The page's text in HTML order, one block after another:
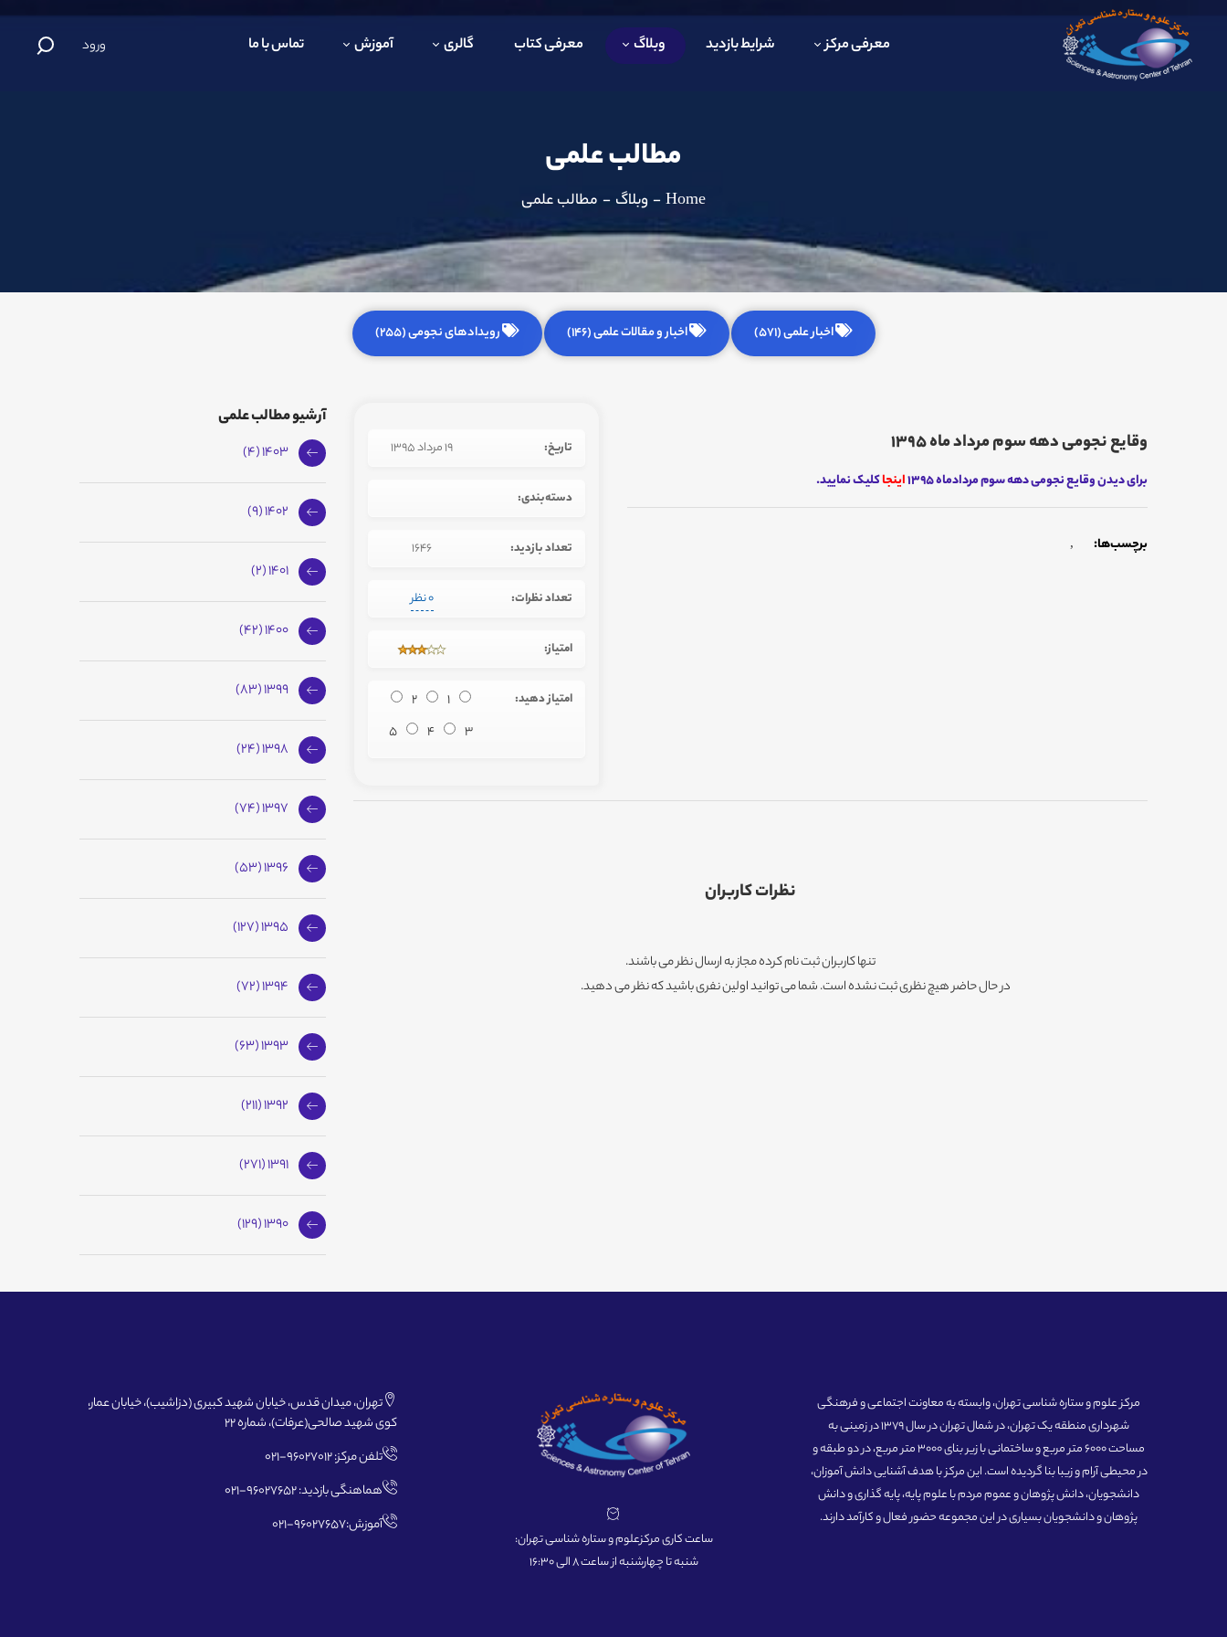
معرفی مرکز شرایط بازدید وبلاگ معرفی کتاب گالری آموزش تماس با ما ورود
مطالب علمی
Home
- وبلاگ - مطالب علمی
اخبار علمی (571) اخبار و مقالات علمی (146) رویدادهای نجومی (255)
وقایع نجومی دهه سوم مرداد ماه 1395
برای دیدن وقایع نجومی دهه سوم مردادماه 1395 اینجاکلیک نمایید.
برچسب‌ها: ,
تاریخ: 19 مرداد 1395
دسته‌بندی:
تعداد بازدید: 1646
تعداد نظرات: 0 نظر
امتیاز:
امتیاز دهید: 1
2
3
4
5
نظرات کاربران
تنها کاربران ثبت نام کرده مجاز به ارسال نظر می باشند.
در حال حاضر هیچ نظری ثبت نشده است. شما می توانید اولین نفری باشید که نظر می دهید.
آرشیو مطالب علمی
1403 (4)
1402 (9)
1401 (2)
1400 (42)
1399 (83)
1398 (24)
1397 (74)
1396 (53)
1395 (127)
1394 (72)
1393 (63)
1392 (211)
1391 (271)
1390 (129)
مرکز علوم و ستاره شناسی تهران، وابسته به معاونت اجتماعی و فرهنگی
شهرداری منطقه یک تهران، در شمال تهران در سال 1379 در زمینی به
مساحت 6000 متر مربع و ساختمانی با زیر بنای 3000 متر مربع، در دو طبقه و
در محیطی آرام و زیبا بنا گردیده است. این مرکز با هدف آشنایی دانش آموزان،
دانشجویان، دانش پژوهان و عموم مردم با علوم پایه، پایه گذاری و دانش
پژوهان و دانشجویان بسیاری در این مجموعه حضور فعال و کارآمد دارند.
ساعت کاری مرکزعلوم و ستاره شناسی تهران:
شنبه تا چهارشنبه از ساعت 8 الی 16:30
تهران، میدان قدس، خیابان شهید کبیری (دزاشیب)، خیابان عمار،
کوی شهید صالحی(عرفات)، شماره 22
تلفن مرکز: 96027012-021
هماهنگی بازدید: 96027652-021
آموزش:96027657-021